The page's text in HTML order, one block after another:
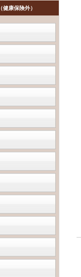
（健康保険外）